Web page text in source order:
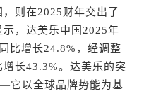
则在2025财年交出了
，达美乐中国2025年
比增长24.8%，经调整
长43.3%。达美乐的突
它以全球品牌势能为基